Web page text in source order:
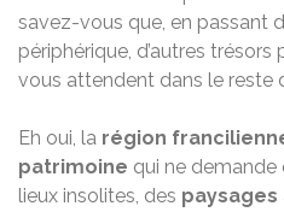
savez-vous que, en passant
périphérique, d’autres
vous attendent dans le reste
Eh oui, la région
patrimoine qui ne demande
lieux insolites, des paysages